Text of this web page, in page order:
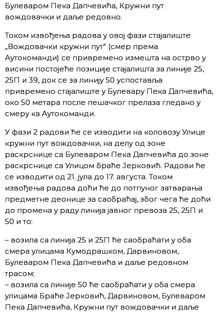
Булеваром Пека Дапчевића, Кружни пут
вождовачки и даље редовно.
Током извођења радова у овој фази стајалиште
„Вождовачки кружни пут” (смер према
Аутокоманди) се привремено измешта на острво у
висини постојеће позиције стајалишта за линије 25,
25П и 39, док се за линију 50 успоставља
привремено стајалиште у Булевару Пека Дапчевића,
око 50 метара после пешачког прелаза гледано у
смеру ка Аутокоманди.
У фази 2 радови ће се изводити на коловозу Улице
кружни пут вождовачки, на делу од зоне
раскрснице са Булеваром Пека Дапчевића до зоне
раскрснице са Улицом браће Јерковић. Радови ће
се изводити од 21. јула до 17. августа. Током
извођења радова доћи ће до потпуног затварања
предметне деонице за саобраћај, због чега ће доћи
до промена у раду линија јавног превоза 25, 25П и
50 и то:
– возила са линија 25 и 25П ће саобраћати у оба
смера улицама Кумодрашком, Дарвиновом,
Булеваром Пека Дапчевића и даље редовном
трасом;
– возила са линије 50 ће саобраћати у оба смера
улицама Браће Јерковић, Дарвиновом, Булеваром
Пека Дапчевића, Кружни пут вождовачки и даље